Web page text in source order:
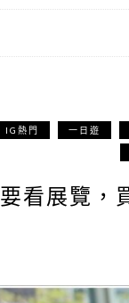
IG熱門 一日遊
要看展覽，